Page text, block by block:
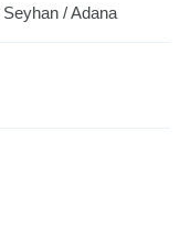
Seyhan /Adana